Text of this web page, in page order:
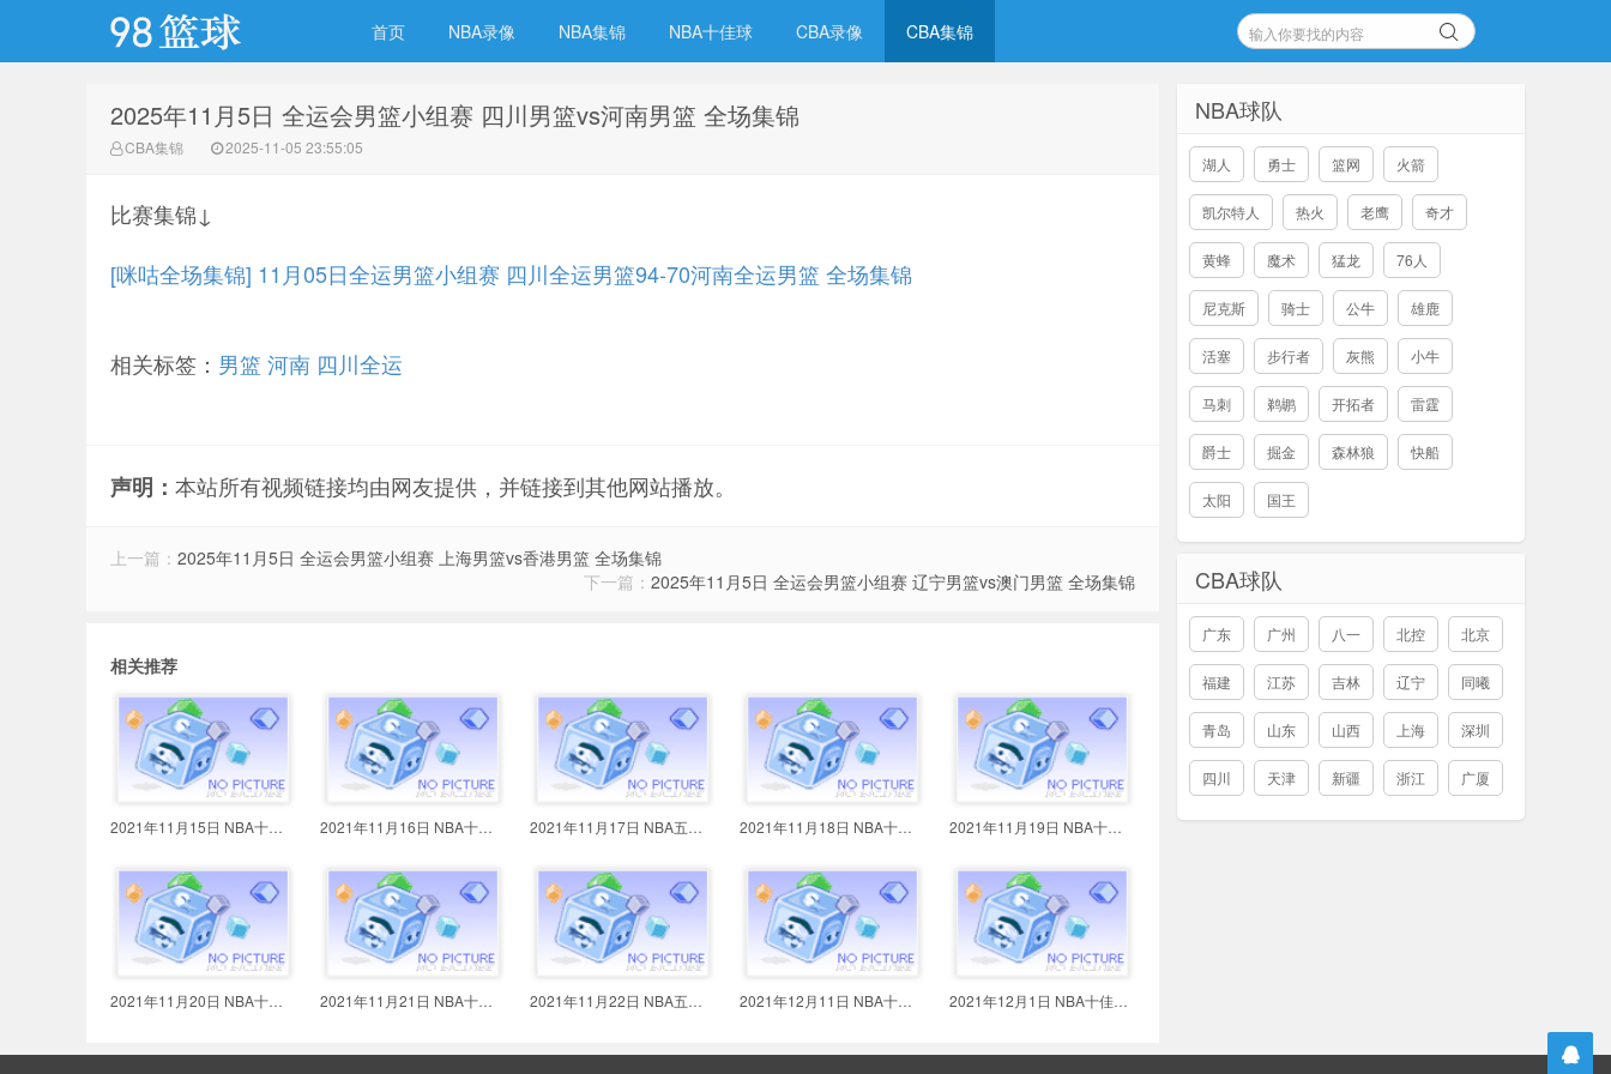
98篮球网
首页 NBA录像 NBA集锦 NBA十佳球 CBA录像 CBA集锦
2025年11月5日 全运会男篮小组赛 四川男篮vs河南男篮 全场集锦
CBA集锦 2025-11-05 23:55:05
比赛集锦↓
[咪咕全场集锦] 11月05日全运男篮小组赛 四川全运男篮94-70河南全运男篮 全场集锦
相关标签： 男篮 河南 四川全运
声明： 本站所有视频链接均由网友提供，并链接到其他网站播放。
上一篇： 2025年11月5日 全运会男篮小组赛 上海男篮vs香港男篮 全场集锦
下一篇： 2025年11月5日 全运会男篮小组赛 辽宁男篮vs澳门男篮 全场集锦
相关推荐
2021年11月15日 NBA十佳球 保罗穿 2021年11月16日 NBA十佳球 罗斯送 2021年11月17日 NBA五佳球 库里超 2021年11月18日 NBA十佳球 唐斯回 2021年11月19日 NBA十佳球 戈贝尔
2021年11月20日 NBA十佳球 字母哥 2021年11月21日 NBA十佳球 爱德华 2021年11月22日 NBA五佳球 乔治凶 2021年12月11日 NBA十佳球 杜兰特 2021年12月1日 NBA十佳球 哈登单臂
NBA球队
湖人 勇士 篮网 火箭
凯尔特人 热火 老鹰 奇才
黄蜂 魔术 猛龙 76人
尼克斯 骑士 公牛 雄鹿
活塞 步行者 灰熊 小牛
马刺 鹈鹕 开拓者 雷霆
爵士 掘金 森林狼 快船
太阳 国王
CBA球队
广东 广州 八一 北控 北京
福建 江苏 吉林 辽宁 同曦
青岛 山东 山西 上海 深圳
四川 天津 新疆 浙江 广厦